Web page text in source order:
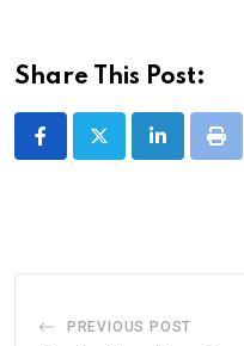
Share This Post:
LinkedInPrint
PREVIOUS POST